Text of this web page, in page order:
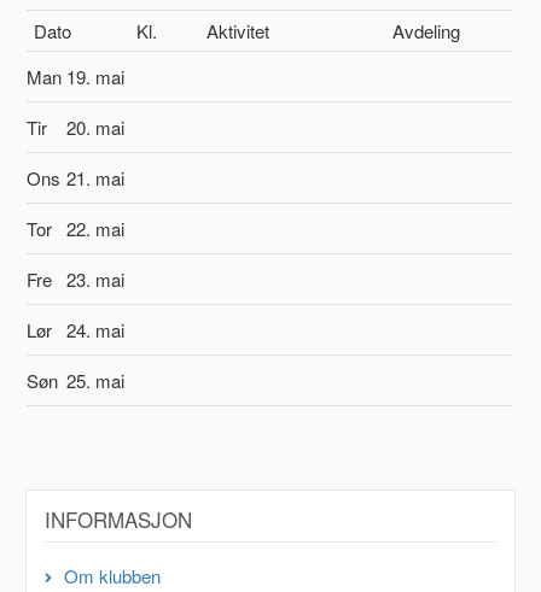
Dato Kl. Aktivitet
Avdeling
Man 19. mai
Tir
20. mai
Ons 21. mai
Tor 22. mai
Fre 23. mai
Lør 24. mai
Søn 25. mai
INFORMASJON
Om klubben